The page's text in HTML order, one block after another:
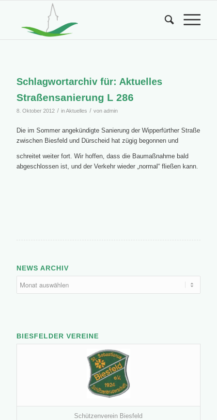
Schlagwortarchiv für: Aktuelles
Straßensanierung L 286
8. Oktober 2012 / inAktuelles / von admin
Die im Sommer angekündigte Sanierung der Wipperfürther Straße
zwischen Biesfeld und Dürscheid hat zügig begonnen und
schreitet weiter fort. Wir hoffen, dass die Baumaßnahme bald
abgeschlossen ist, und der Verkehr wieder „normal“ fließen kann.
NEWS ARCHIV
BIESFELDER VEREINE
Schützenverein Biesfeld